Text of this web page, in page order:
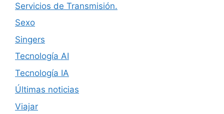
Servicios de Transmisión.
Sexo
Singers
Tecnología AI
Tecnología IA
Últimas noticias
Viajar